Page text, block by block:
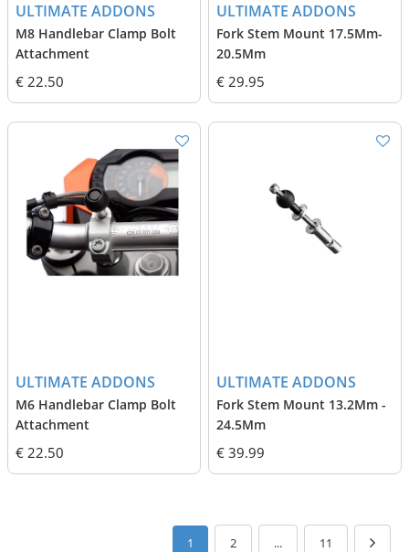
ULTIMATE ADDONS
M8 Handlebar Clamp Bolt
Attachment
€ 22.50
ULTIMATE ADDONS
Fork Stem Mount 17.5Mm-
20.5Mm
€ 29.95
ULTIMATE ADDONS
M6 Handlebar Clamp Bolt
Attachment
€ 22.50
ULTIMATE ADDONS
Fork Stem Mount 13.2Mm -
24.5Mm
€ 39.99
1 2 ... 11